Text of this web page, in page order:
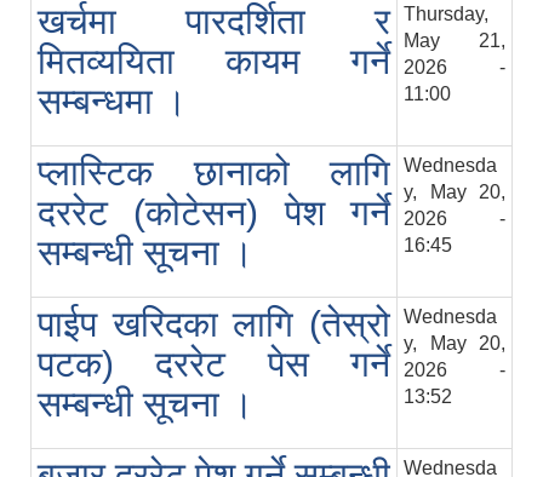
खर्चमा पारदर्शिता र
मितव्ययिता कायम गर्ने
सम्बन्धमा ।
Thursday,
May 21,
2026 -
11:00
प्लास्टिक छानाको लागि
दररेट (कोटेसन) पेश गर्ने
सम्बन्धी सूचना ।
Wednesda
y, May 20,
2026 -
16:45
पाईप खरिदका लागि (तेस्रो
पटक) दररेट पेस गर्ने
सम्बन्धी सूचना ।
Wednesda
y, May 20,
2026 -
13:52
Wednesda